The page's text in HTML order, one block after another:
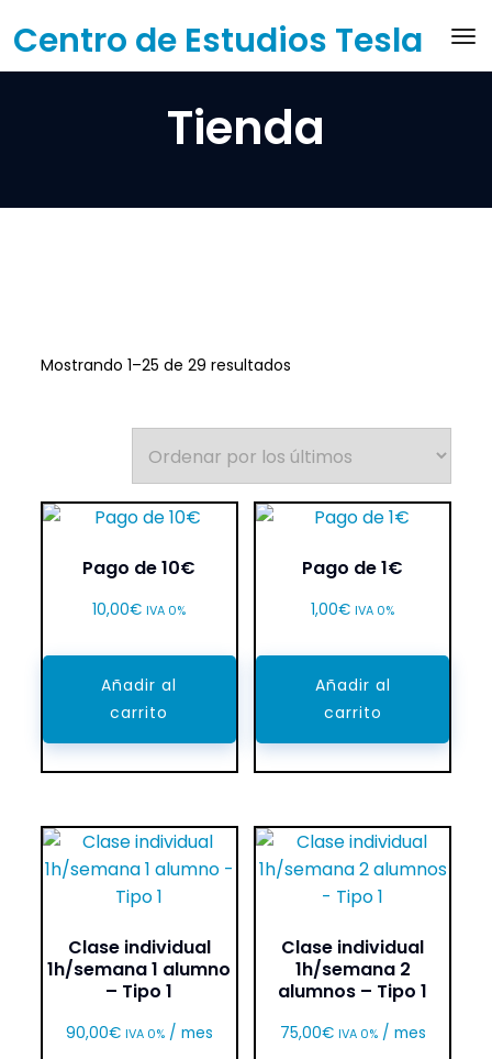
contenido
Centro de Estudios Tesla
Tienda
Mostrando 1–25 de 29 resultados
los
últimos
Pago de 10€
10,00€ IVA 0%
Añadir al
carrito
Pago de 1€
1,00€ IVA 0%
Añadir al
carrito
Clase individual
1h/semana 1 alumno
– Tipo 1
90,00€ IVA 0% / mes
Clase individual
1h/semana 2
alumnos – Tipo 1
75,00€ IVA 0% / mes